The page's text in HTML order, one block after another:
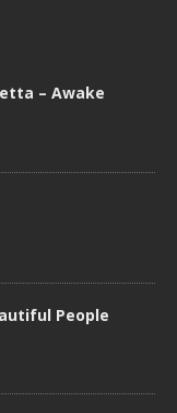
– Awake
People